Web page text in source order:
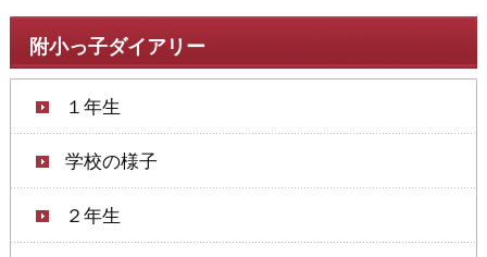
附小っ子ダイアリー
１年生
学校の様子
２年生